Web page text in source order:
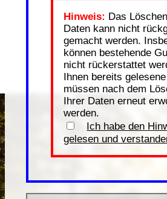
Hinweis: Das
Daten kann nicht
gemacht werden.
können bestehende
nicht rückerstattet
Ihnen bereits
müssen nach dem
Ihrer Daten erneut
werden.
Ich habe den
gelesen und